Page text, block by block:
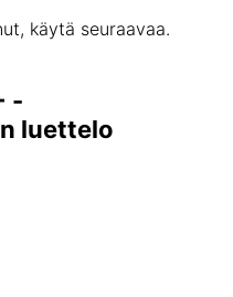
käytä seuraavaa.
-
luettelo